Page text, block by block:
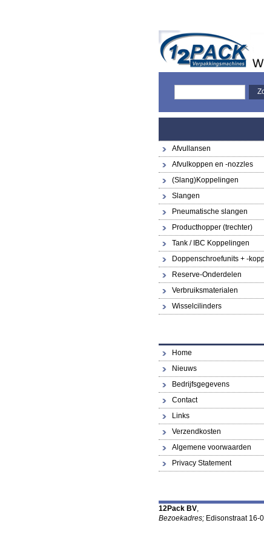
Afvullansen
Afvulkoppen en -nozzles
(Slang)Koppelingen
Slangen
Pneumatische slangen
Producthopper (trechter)
Tank / IBC Koppelingen
Doppenschroefunits + -
Reserve-Onderdelen
Verbruiksmaterialen
Wisselcilinders
Home
Nieuws
Bedrijfsgegevens
Contact
Links
Verzendkosten
Algemene voorwaarden
Privacy Statement
12Pack BV,
Bezoekadres; Edisonstraat 16-